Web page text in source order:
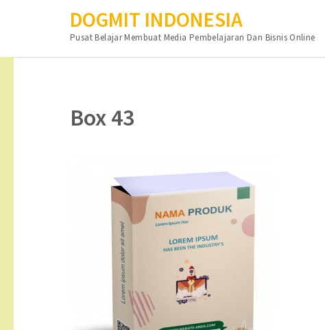
DOGMIT INDONESIA
Pusat Belajar Membuat Media Pembelajaran Dan Bisnis Online
Box 43